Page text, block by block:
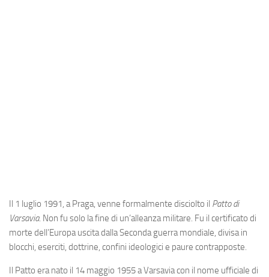
Forze Aeree
Incidenti
Industria
Eventi
Il 1 luglio 1991, a Praga, venne formalmente disciolto il Patto di
Varsavia. Non fu solo la fine di un’alleanza militare. Fu il certificato di
morte dell’Europa uscita dalla Seconda guerra mondiale, divisa in
blocchi, eserciti, dottrine, confini ideologici e paure contrapposte.
Il Patto era nato il 14 maggio 1955 a Varsavia con il nome ufficiale di